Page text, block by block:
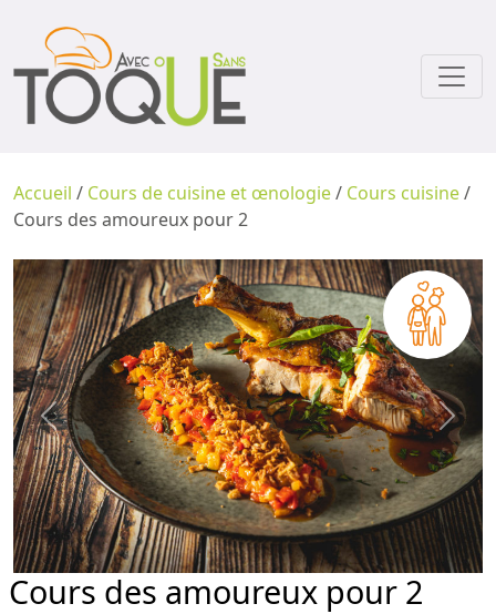
Accueil / Cours de cuisine et œnologie/ Cours cuisine/
Cours des amoureux pour 2
Previous Next
Cours des amoureux pour 2